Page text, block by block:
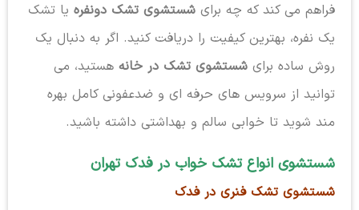
فراهم می کند که چه برای شستشوی تشک دونفرهیا تشک
یک نفره، بهترین کیفیت را دریافت کنید. اگر به دنبال یک
روش ساده برای شستشوی تشک در خانههستید، می
توانید از سرویس های حرفه ای و ضدعفونی کامل بهره
مند شوید تا خوابی سالم و بهداشتی داشته باشید.
شستشوی انواع تشک خواب در فدک تهران
شستشوی تشک فنری در فدک